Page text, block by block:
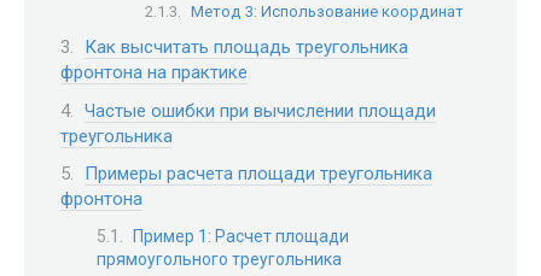
Метод 3: Использование координат
Как высчитать площадь треугольника
фронтона на практике
Частые ошибки при вычислении площади
треугольника
Примеры расчета площади треугольника
фронтона
Пример 1: Расчет площади
прямоугольного треугольника